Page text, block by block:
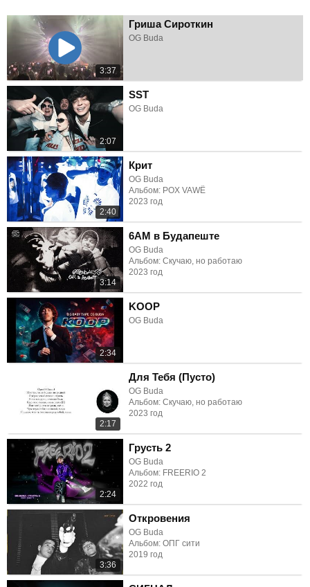
3:37
Гриша Сироткин
OG Buda
2:07
SST
OG Buda
2:40
Крит
OG Buda
Альбом: POX VAWË
2023 год
3:14
6AM в Будапеште
OG Buda
Альбом: Скучаю, но работаю
2023 год
2:34
KOOP
OG Buda
2:17
Для Тебя (Пусто)
OG Buda
Альбом: Скучаю, но работаю
2023 год
2:24
Грусть 2
OG Buda
Альбом: FREERIO 2
2022 год
3:36
Откровения
OG Buda
Альбом: ОПГ сити
2019 год